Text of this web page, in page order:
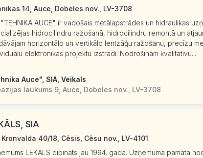
14, Auce, Dobeles nov., LV-3708
"TEHNIKA AUCE" ir vadošais metālapstrādes un hidraulikas
hidrocilindru ražošanā, hidrocilindru remontā un
horizontālo un vertikālo lentzāģu ražošanu, precīzu
elektronikas projektu izstrādi. Nodrošinām kvalitatīvu...
Auce", SIA, Veikals
laukums 9, Auce, Dobeles nov., LV-3708
SIA
40/18, Cēsis, Cēsu nov., LV-4101
LEKĀLS dibināts jau 1994. gadā. Uzņēmuma pamata